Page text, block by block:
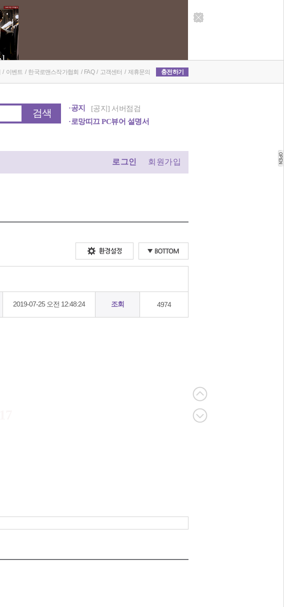
/ 이벤트 / 한국로맨스작가협회 / FAQ/ 고객센터 / 제휴문의 충전하기
검색 ·공지
8월 출간 목록
[공지] 서버점검
7월 출간 작품 리스트
6월 출간 작품 리스트
·로망띠끄 PC뷰어 설명서
로그인 회원가입
2019-07-25 오전 12:48:24 조회 4974